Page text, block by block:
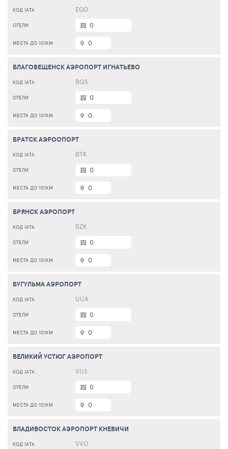
EGO
0
0
БЛАГОВЕЩЕНСК АЭРОПОРТ ИГНАТЬЕВО
BQS
0
0
БРАТСК АЭРООПОРТ
ВТК
0
0
БРЯНСК АЭРОПОРТ
BZK
0
0
БУГУЛЬМА АЭРОПОРТ
UUA
0
0
ВЕЛИКИЙ УСТЮГ АЭРОПОРТ
VUS
0
0
ВЛАДИВОСТОК АЭРОПОРТ КНЕВИЧИ
VVO